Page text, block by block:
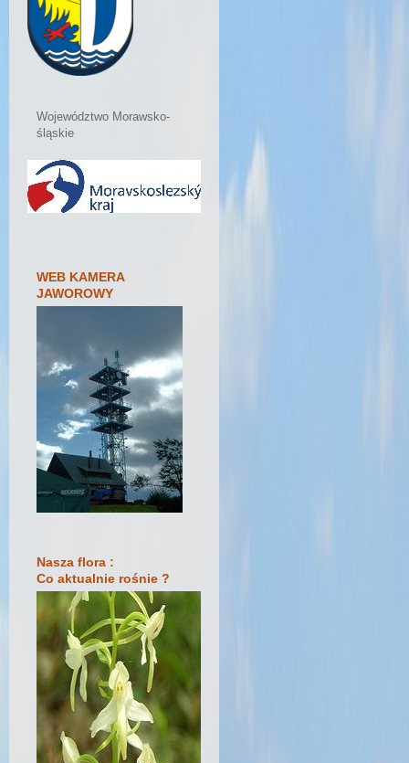
Województwo Morawsko-
śląskie
WEB KAMERA
JAWOROWY
Nasza flora :
Co aktualnie rośnie ?